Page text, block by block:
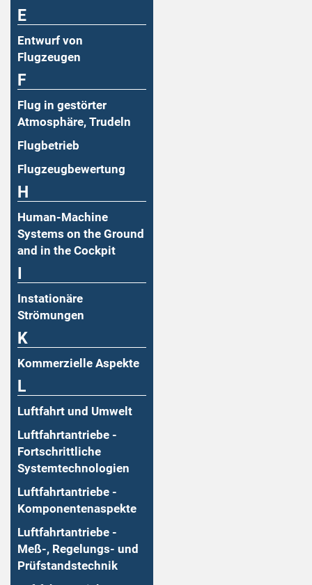
E
Entwurf von
Flugzeugen
F
Flug in gestörter
Atmosphäre, Trudeln
Flugbetrieb
Flugzeugbewertung
H
Human-Machine
Systems on the Ground
and in the Cockpit
Instationäre
Strömungen
K
Kommerzielle Aspekte
L
Luftfahrt und Umwelt
Luftfahrtantriebe -
Fortschrittliche
Systemtechnologien
Luftfahrtantriebe -
Komponentenaspekte
Luftfahrtantriebe -
Meß-, Regelungs- und
Prüfstandstechnik